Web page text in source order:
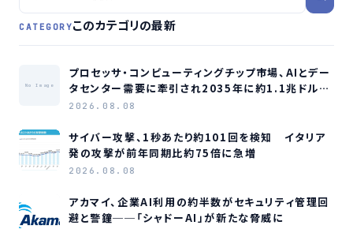
CATEGORYこのカテゴリの最新
No Image
プロセッサ・コンピューティングチップ市場、AIとデー
タセンター需要に牽引され2035年に約1.1兆ドル規
模へ成長か
2026.08.08
サイバー攻撃、1秒あたり約101回を検知 イタリア
発の攻撃が前年同期比約75倍に急増
2026.08.08
アカマイ、企業AI利用の約半数がセキュリティ管理回
避と警鐘──「シャドーAI」が新たな脅威に